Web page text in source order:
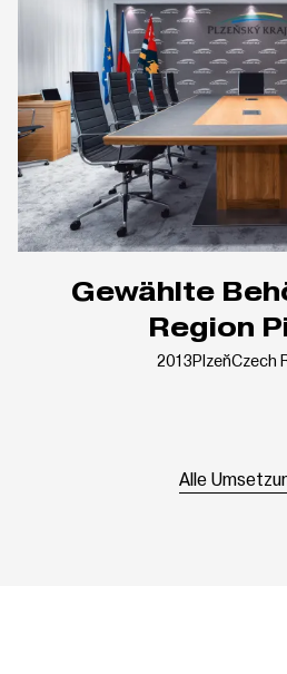
Gewählte
Region
2013PlzeňCzech
Alle